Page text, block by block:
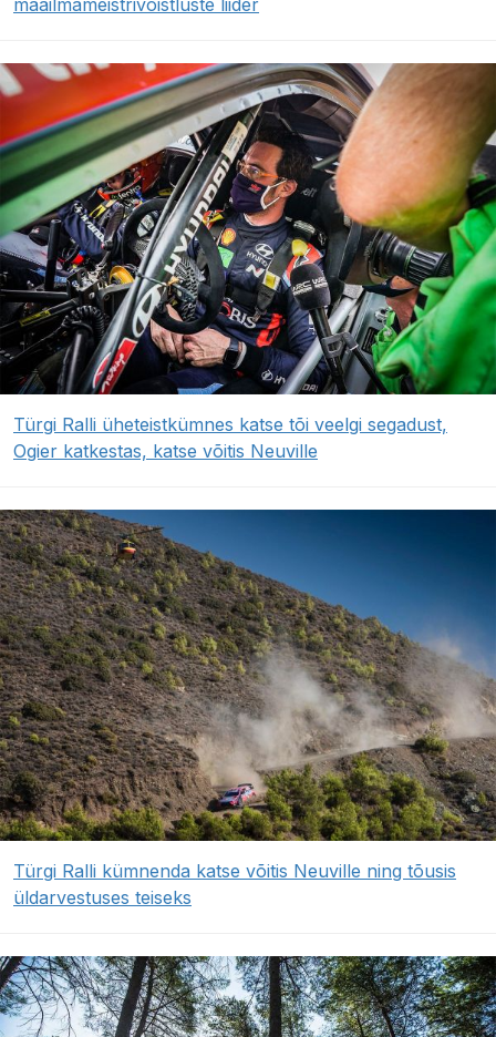
maailmameistrivõistluste liider
Türgi Ralli üheteistkümnes katse tõi veelgi segadust,
Ogier katkestas, katse võitis Neuville
Türgi Ralli kümnenda katse võitis Neuville ning tõusis
üldarvestuses teiseks